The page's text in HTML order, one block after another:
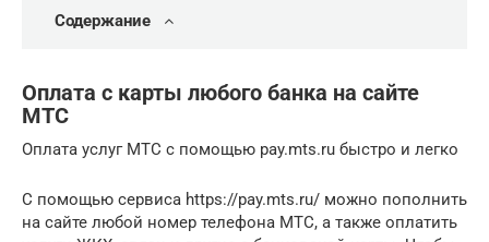
Содержание
Оплата с карты любого банка на сайте
МТС
Оплата услуг МТС с помощью pay.mts.ru быстро и легко
С помощью сервиса https://pay.mts.ru/ можно пополнить
на сайте любой номер телефона МТС, а также оплатить